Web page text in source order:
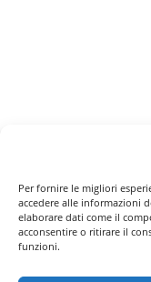
Per fornire le migliori
accedere alle informazioni
elaborare dati come il
acconsentire o ritirare il
funzioni.